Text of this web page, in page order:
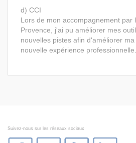
d) CCI
Lors de mon accompagnement par
Provence, j'ai pu améliorer mes
nouvelles pistes afin d'améliorer
nouvelle expérience professionnelle.
Suivez-nous sur les réseaux sociaux